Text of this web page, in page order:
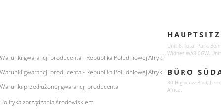
Warunki gwarancji producenta - Republika Południowej Afryki
Warunki gwarancji producenta - Republika Południowej Afryki
Warunki przedłużonej gwarancji producenta
Polityka zarządzania środowiskiem
HAUPTSITZ
Unit 8, Total Park,
Widnes WA8 0GW,
BÜRO
80 Highview Blvd,
Africa.